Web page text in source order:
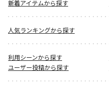
新着アイテムから探す
人気ランキングから探す
利用シーンから探す
ユーザー投稿から探す